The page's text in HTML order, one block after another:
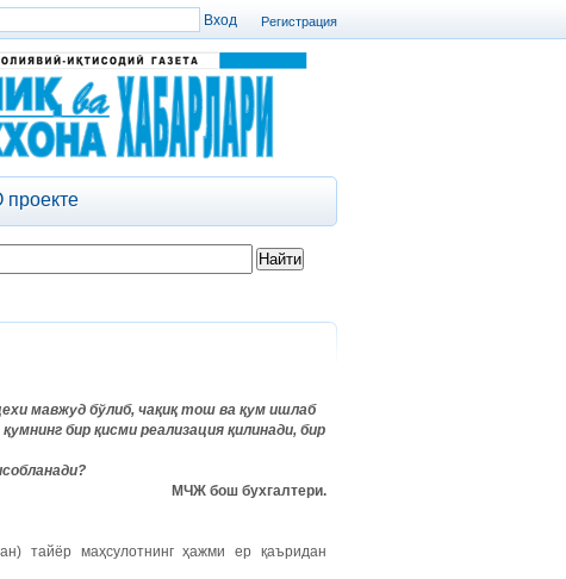
Регистрация
проекте
мавжуд бўлиб, чақиқ тош ва қум ишлаб
бир қисми реализация қилинади, бир
МЧЖ бош бухгалтери.
тайёр маҳсулотнинг ҳажми ер қаъридан